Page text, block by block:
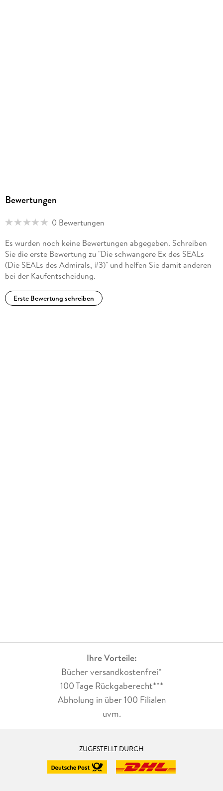
Bewertungen
0 Bewertungen
Es wurden noch keine Bewertungen abgegeben. Schreiben
Sie die erste Bewertung zu "Die schwangere Ex des SEALs
(Die SEALs des Admirals, #3)" und helfen Sie damit anderen
bei der Kaufentscheidung.
Erste Bewertung schreiben
Ihre Vorteile:
Bücher versandkostenfrei*
100 Tage Rückgaberecht***
Abholung in über 100 Filialen
uvm.
ZUGESTELLT DURCH